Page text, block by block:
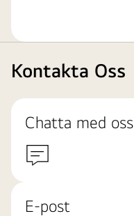
Kontakta Oss
Chatta med oss
E-post